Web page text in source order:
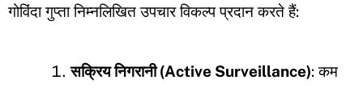
गोविंदा गुप्ता निम्नलिखित उपचार विकल्प प्रदान करते हैं:
सक्रिय निगरानी (Active Surveillance): कम